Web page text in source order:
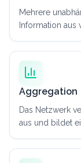
Mehrere
Information aus
Aggregation
Das Netzwerk
aus und bildet